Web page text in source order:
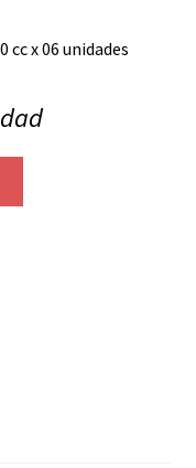
cc x 06 unidades